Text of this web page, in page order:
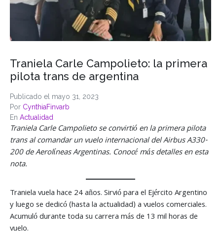
Publicado el mayo 31, 2023
Por CynthiaFinvarb
En Actualidad
Traniela Carle Campolieto: la primera
pilota trans de argentina
Traniela Carle Campolieto se convirtió en la primera pilota
trans al comandar un vuelo internacional del Airbus A330-
200 de Aerolíneas Argentinas. Conocé más detalles en esta
nota.
Traniela vuela hace 24 años. Sirvió para el Ejército Argentino
y luego se dedicó (hasta la actualidad) a vuelos comerciales.
Acumuló durante toda su carrera más de 13 mil horas de
vuelo.